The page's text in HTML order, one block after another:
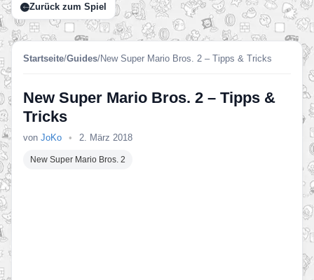
Zurück zum Spiel
Startseite/Guides/New Super Mario Bros. 2 – Tipps & Tricks
New Super Mario Bros. 2 – Tipps &
Tricks
von JoKo • 2. März 2018
New Super Mario Bros. 2